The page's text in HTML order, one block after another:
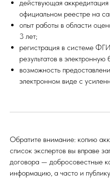
действующая
официальном реестре на
опыт работы в области
3 лет;
регистрация в системе
результатов в электронную
возможность
электронном виде с
Обратите внимание: копию
список экспертов вы вправе
договора — добросовестные
информацию, а часто и